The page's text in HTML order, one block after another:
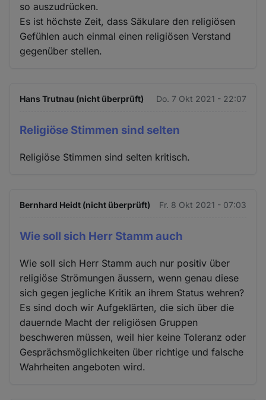
so auszudrücken.
Es ist höchste Zeit, dass Säkulare den religiösen
Gefühlen auch einmal einen religiösen Verstand
gegenüber stellen.
Hans Trutnau (nicht überprüft) Do. 7 Okt 2021 - 22:07
Religiöse Stimmen sind selten
Religiöse Stimmen sind selten kritisch.
Bernhard Heidt (nicht überprüft) Fr. 8 Okt 2021 - 07:03
Wie soll sich Herr Stamm auch
Wie soll sich Herr Stamm auch nur positiv über
religiöse Strömungen äussern, wenn genau diese
sich gegen jegliche Kritik an ihrem Status wehren?
Es sind doch wir Aufgeklärten, die sich über die
dauernde Macht der religiösen Gruppen
beschweren müssen, weil hier keine Toleranz oder
Gesprächsmöglichkeiten über richtige und falsche
Wahrheiten angeboten wird.